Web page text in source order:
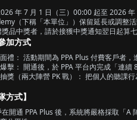
年 7 月 1 日（三）00:00 起至 2026
（下稱「本單位」）保留延長或調整
品中獎者，請於接獲中獎通知翌日起算
加方式
禮： 活動期間為 PPA Plus 付費客戶者
擊： 開通後，於 PPA 平台內完成「連續
獎（兩大陣營 PK 戰）： 把個人的聽課
方式】
開通 PPA Plus 後，系統將嚴格採取「